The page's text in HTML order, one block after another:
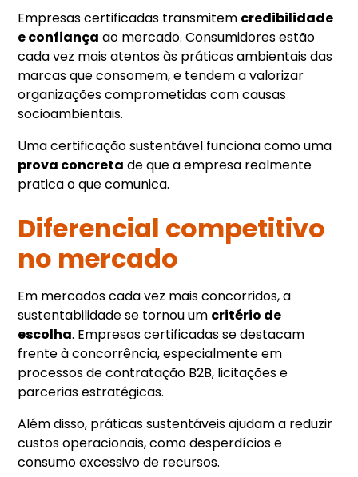
Empresas certificadas transmitem credibilidade
e confiança ao mercado. Consumidores estão
cada vez mais atentos às práticas ambientais das
marcas que consomem, e tendem a valorizar
organizações comprometidas com causas
socioambientais.
Uma certificação sustentável funciona como uma
prova concreta de que a empresa realmente
pratica o que comunica.
Diferencial competitivo
no mercado
Em mercados cada vez mais concorridos, a
sustentabilidade se tornou um critério de
escolha. Empresas certificadas se destacam
frente à concorrência, especialmente em
processos de contratação B2B, licitações e
parcerias estratégicas.
Além disso, práticas sustentáveis ajudam a reduzir
custos operacionais, como desperdícios e
consumo excessivo de recursos.